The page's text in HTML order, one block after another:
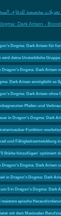
مخصصة للدفاع،
Dark Arisen -
Dogma: Dark Arisen für
wird deine Unsterbliche
Dragon's Dogma: Dark
Dark Arisen ermöglicht es
Dogma: Dark Arisen
Pfeilen und
in Dragon's Dogma: Dark
Funktion
und
Stärke hinzufügen' optimiert
Dragon's Dogma: Dark Arisen
in Dragon's Dogma: Dark
5 in Dragon's Dogma: Dark
meistere epische
mit dem Maximalen